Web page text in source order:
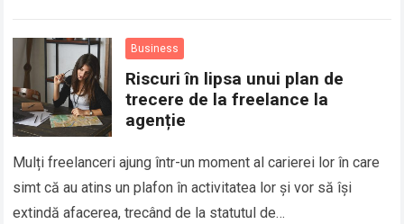
Business
Riscuri în lipsa unui plan de
trecere de la freelance la
agenție
Mulți freelanceri ajung într-un moment al carierei lor în care
simt că au atins un plafon în activitatea lor și vor să își
extindă afacerea, trecând de la statutul de…